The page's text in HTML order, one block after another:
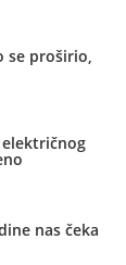
se proširio,
nas čeka